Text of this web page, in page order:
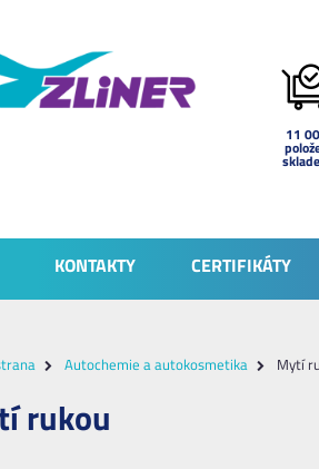
11
KONTAKTY CERTIFIKÁTY
Autochemie a autokosmetika Mytí
rukou